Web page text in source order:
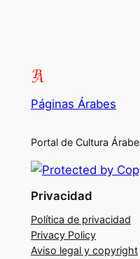
Páginas Árabes
Portal de Cultura Árabe
Privacidad
Política de privacidad
Privacy Policy
Aviso legal y copyright